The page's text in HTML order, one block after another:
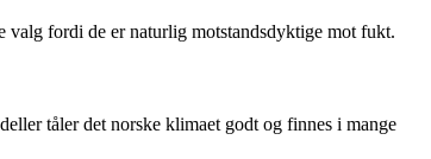
valg fordi de er naturlig motstandsdyktige mot fukt.
tåler det norske klimaet godt og finnes i mange